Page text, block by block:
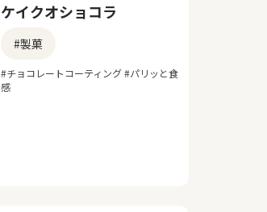
ケイクオショコラ
#製菓
#チョコレートコーティング #パリッと食
感